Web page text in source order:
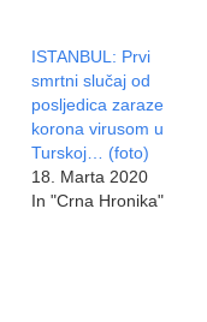
ISTANBUL: Prvi
smrtni slučaj od
posljedica zaraze
korona virusom u
Turskoj… (foto)
18. Marta 2020
In "Crna Hronika"